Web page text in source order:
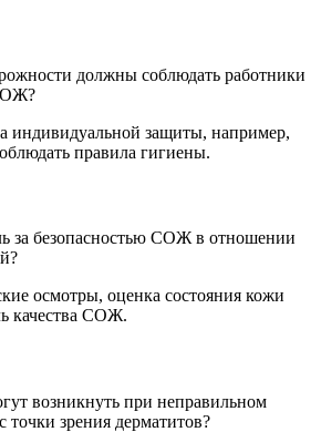
должны соблюдать работники
индивидуальной защиты, например,
правила гигиены.
за безопасностью СОЖ в отношении
осмотры, оценка состояния кожи
качества СОЖ.
возникнуть при неправильном
зрения дерматитов?